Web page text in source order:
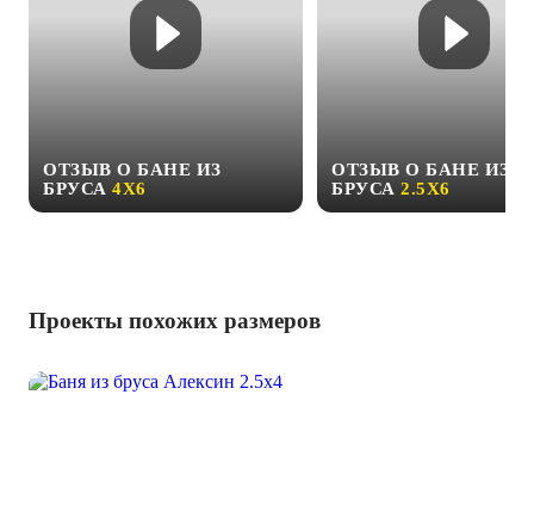
ОТЗЫВ О БАНЕ ИЗ
БРУСА 4Х6
ОТЗЫВ О БАНЕ ИЗ
БРУСА 2.5Х6
Проекты похожих размеров